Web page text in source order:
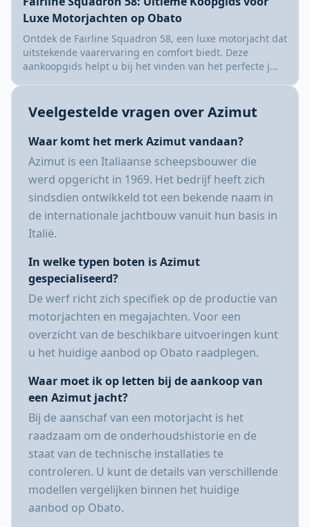
Luxe Motorjachten op Obato
Ontdek de Fairline Squadron 58, een luxe motorjacht dat
uitstekende vaarervaring en comfort biedt. Deze
aankoopgids helpt u bij het vinden van het perfecte j…
Veelgestelde vragen over Azimut
Waar komt het merk Azimut vandaan?
Azimut is een Italiaanse scheepsbouwer die
werd opgericht in 1969. Het bedrijf heeft zich
sindsdien ontwikkeld tot een bekende naam in
de internationale jachtbouw vanuit hun basis in
Italië.
In welke typen boten is Azimut
gespecialiseerd?
De werf richt zich specifiek op de productie van
motorjachten en megajachten. Voor een
overzicht van de beschikbare uitvoeringen kunt
u het huidige aanbod op Obato raadplegen.
Waar moet ik op letten bij de aankoop van
een Azimut jacht?
Bij de aanschaf van een motorjacht is het
raadzaam om de onderhoudshistorie en de
staat van de technische installaties te
controleren. U kunt de details van verschillende
modellen vergelijken binnen het huidige
aanbod op Obato.